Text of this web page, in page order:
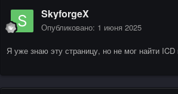
SkyforgeX
Опубликовано: 1 июня 2025
Я уже знаю эту страницу, но не мог найти ICD